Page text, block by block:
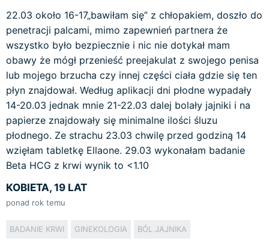
22.03 około 16-17„bawiłam się” z chłopakiem, doszło do
penetracji palcami, mimo zapewnień partnera że
wszystko było bezpiecznie i nic nie dotykał mam
obawy że mógł przenieść preejakulat z swojego penisa
lub mojego brzucha czy innej części ciała gdzie się ten
płyn znajdował. Według aplikacji dni płodne wypadały
14-20.03 jednak mnie 21-22.03 dalej bolały jajniki i na
papierze znajdowały się minimalne ilości śluzu
płodnego. Ze strachu 23.03 chwilę przed godziną 14
wzięłam tabletkę Ellaone. 29.03 wykonałam badanie
Beta HCG z krwi wynik to <1.10
KOBIETA, 19 LAT
ponad rok temu
BADANIE KRWI GINEKOLOGIA BÓL JAJNIKA